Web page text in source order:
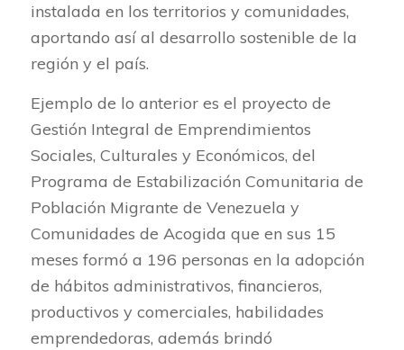
instalada en los territorios y comunidades,
aportando así al desarrollo sostenible de la
región y el país.
Ejemplo de lo anterior es el proyecto de
Gestión Integral de Emprendimientos
Sociales, Culturales y Económicos, del
Programa de Estabilización Comunitaria de
Población Migrante de Venezuela y
Comunidades de Acogida que en sus 15
meses formó a 196 personas en la adopción
de hábitos administrativos, financieros,
productivos y comerciales, habilidades
emprendedoras, además brindó